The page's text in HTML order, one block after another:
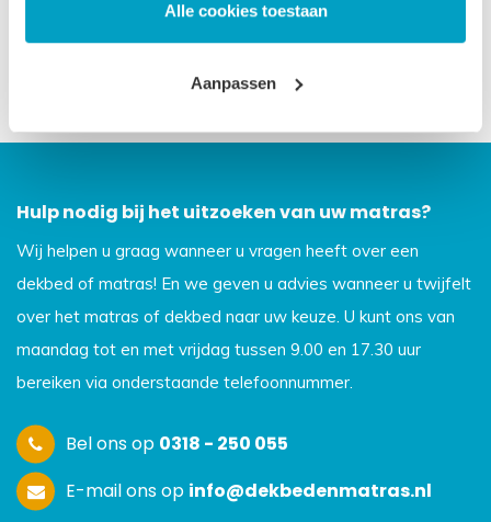
Alle cookies toestaan
Aanpassen
algemene voorwaarden.
Hulp nodig bij het uitzoeken van uw matras?
Wij helpen u graag wanneer u vragen heeft over een
dekbed of matras! En we geven u advies wanneer u twijfelt
over het matras of dekbed naar uw keuze. U kunt ons van
maandag tot en met vrijdag tussen 9.00 en 17.30 uur
bereiken via onderstaande telefoonnummer.
Bel ons op 0318 - 250 055
E-mail ons op info@dekbedenmatras.nl